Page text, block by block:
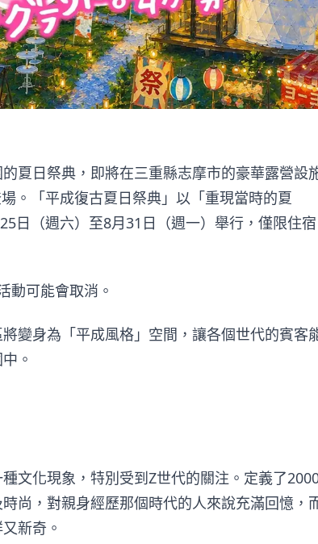
夏日祭典，即將在三重縣志摩市的豪華露營設
。「平成復古夏日祭典」以「重現當時的夏
日（週六）至8月31日（週一）舉行，僅限住宿
動可能會取消。
變身為「平成風格」空間，讓各個世代的賓客
。
文化現象，特別受到Z世代的關注。定義了
尚，對親身經歷那個時代的人來說充滿回憶，
新奇。